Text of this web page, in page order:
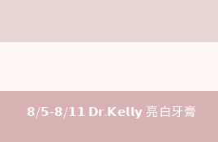
𝗗𝗿.𝗞𝗲𝗹𝗹𝘆 亮白牙
𝟴/𝟱-𝟴/𝟭𝟭 𝗗𝗿.𝗞𝗲𝗹𝗹𝘆 亮白牙膏